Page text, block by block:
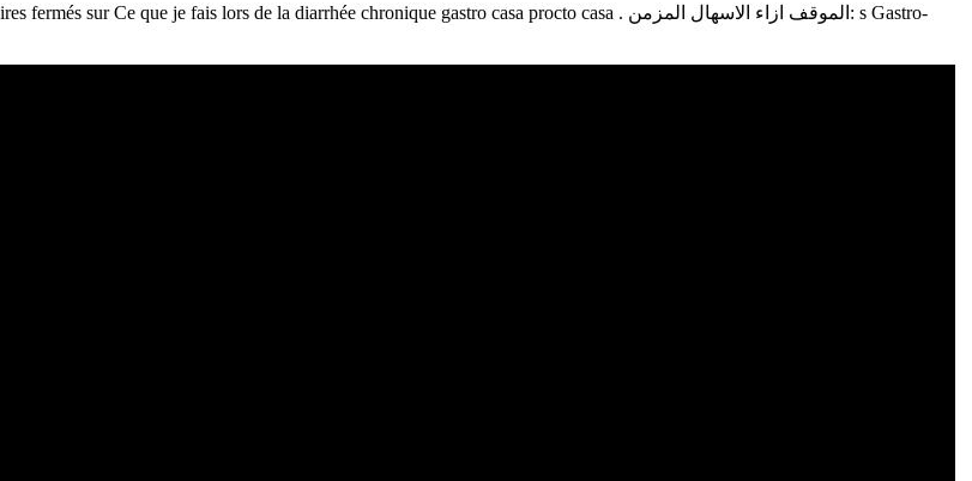
fermés sur Ce que je fais lors de la diarrhée chronique gastro casa procto casa . الموقف ازاء الاسهال المزمن: s Gastro-